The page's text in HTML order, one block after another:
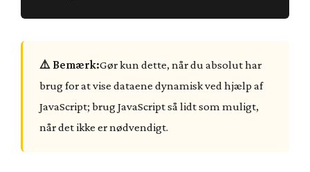
⚠️ Bemærk:Gør kun dette, når du absolut har
brug for at vise dataene dynamisk ved hjælp af
JavaScript; brug JavaScript så lidt som muligt,
når det ikke er nødvendigt.